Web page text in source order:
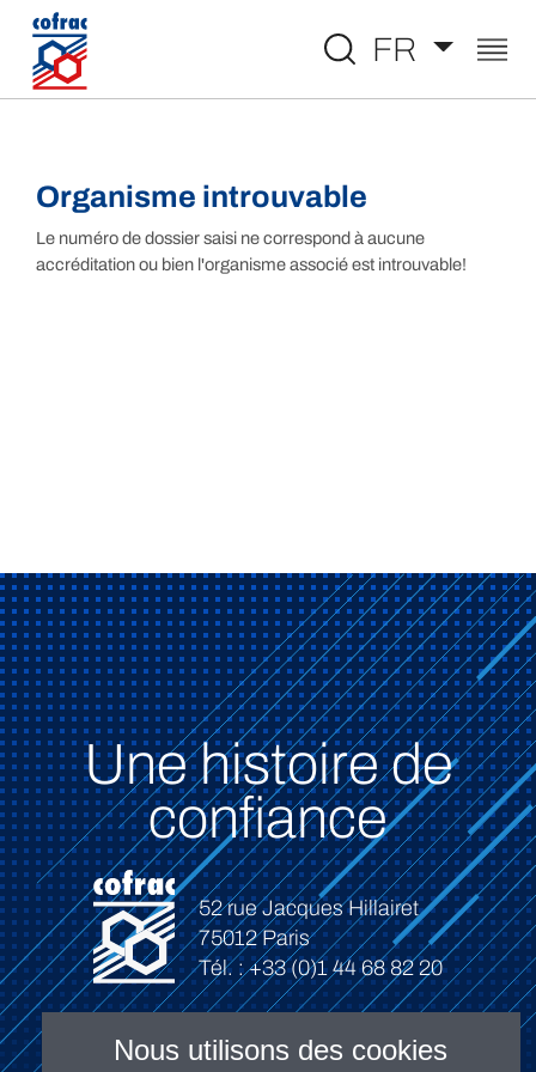
Aller au contenu
FR
Organisme introuvable
Le numéro de dossier saisi ne correspond à aucune
accréditation ou bien l'organisme associé est introuvable!
Une histoire de
confiance
52 rue Jacques Hillairet
75012 Paris
Tél. : +33 (0)1 44 68 82 20
Nous utilisons des cookies